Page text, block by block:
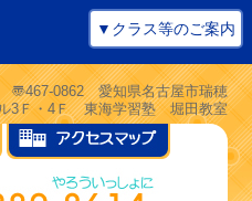
▼クラス等のご案内
〠467-0862 愛知県名古屋市瑞穂
3Ｆ・4Ｆ 東海学習塾 堀田教室